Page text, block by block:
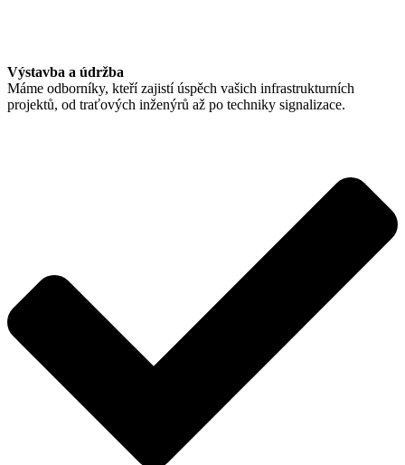
Výstavba a údržba
Máme odborníky, kteří zajistí úspěch vašich infrastrukturních
projektů, od traťových inženýrů až po techniky signalizace.